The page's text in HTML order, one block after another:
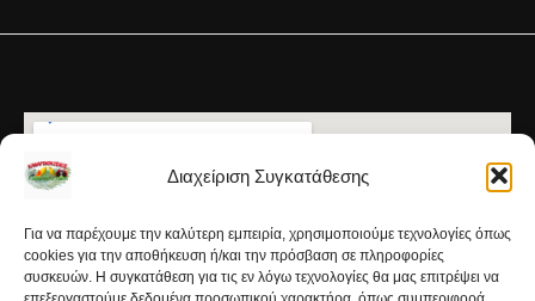
Διαχείριση Συγκατάθεσης
Για να παρέχουμε την καλύτερη εμπειρία, χρησιμοποιούμε τεχνολογίες όπως
cookies για την αποθήκευση ή/και την πρόσβαση σε πληροφορίες
συσκευών. Η συγκατάθεση για τις εν λόγω τεχνολογίες θα μας επιτρέψει να